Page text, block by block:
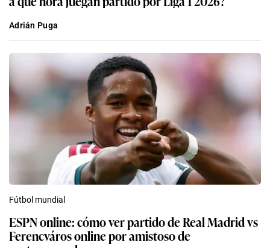
Adrián Puga
Fútbol mundial
ESPN online: cómo ver partido de Real Madrid vs
Ferencváros online por amistoso de